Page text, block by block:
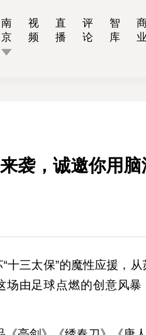
南
京
视
频
直
播
评
论
智
库
业
袭，诚邀你用
十三太保”的魔性应援，
场由足球点燃的创意风